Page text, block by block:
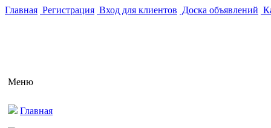
Главная Регистрация Вход для клиентов Доска объявлений
Меню
Главная